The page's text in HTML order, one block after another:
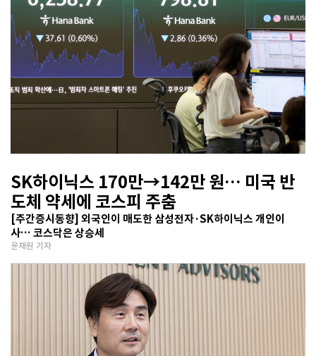
SK하이닉스 170만→142만 원… 미국 반
도체 약세에 코스피 주춤
[주간증시동향] 외국인이 매도한 삼성전자·SK하이닉스 개인이
사… 코스닥은 상승세
윤채원 기자